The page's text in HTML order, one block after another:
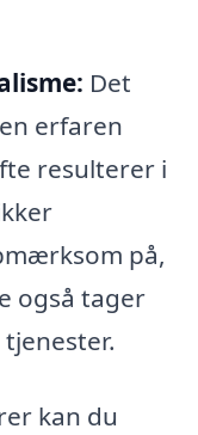
Det
erfaren
resulterer i
på,
også tager
kan du